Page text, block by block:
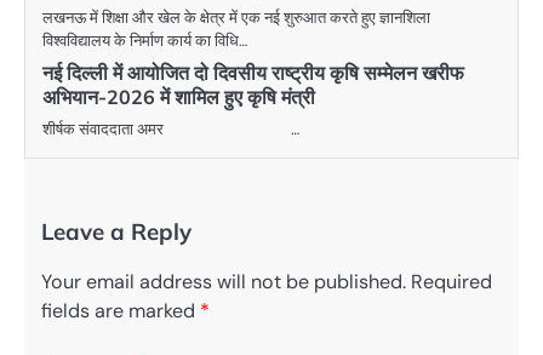
लखनऊ में शिक्षा और खेल के क्षेत्र में एक नई शुरुआत करते हुए ज्ञानशिला
विश्वविद्यालय के निर्माण कार्य का विधि…
नई दिल्ली में आयोजित दो दिवसीय राष्ट्रीय कृषि सम्मेलन खरीफ
अभियान-2026 में शामिल हुए कृषि मंत्री
शीर्षक संवाददाता अमर …
Leave a Reply
Your email address will not be published. Required
fields are marked *